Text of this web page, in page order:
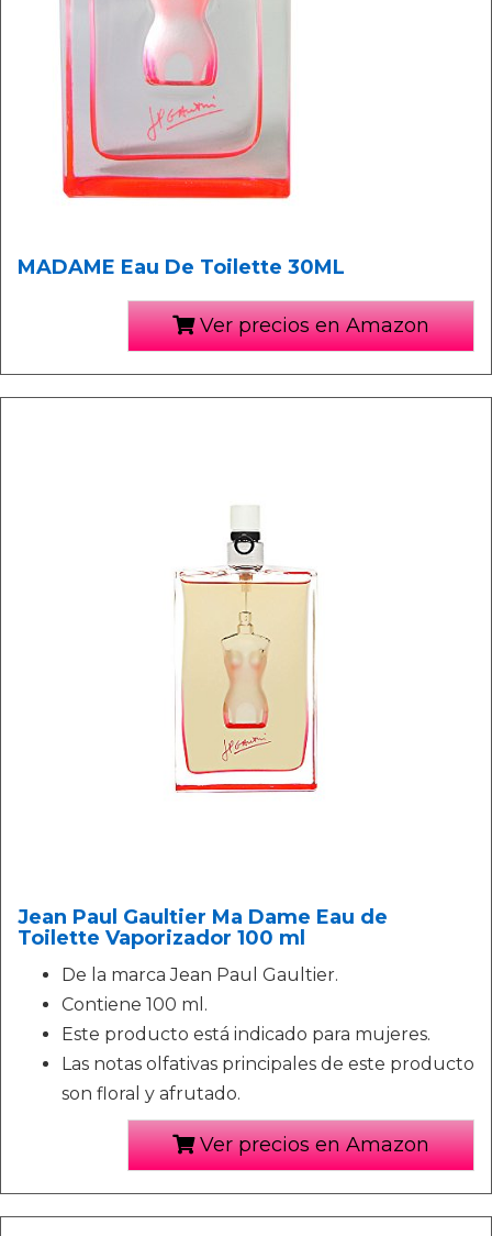
MADAME Eau De Toilette 30ML
Ver precios en Amazon
Jean Paul Gaultier Ma Dame Eau de
Toilette Vaporizador 100 ml
De la marca Jean Paul Gaultier.
Contiene 100 ml.
Este producto está indicado para mujeres.
Las notas olfativas principales de este producto
son floral y afrutado.
Ver precios en Amazon